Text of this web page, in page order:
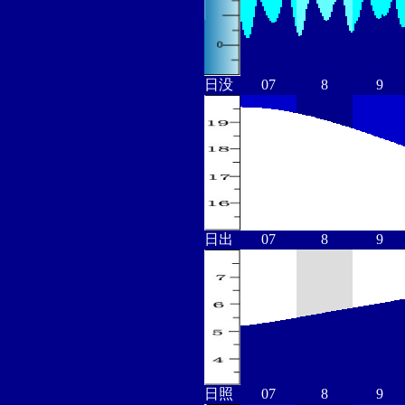
日没 07 8 9
日出 07 8 9
日照 07 8 9